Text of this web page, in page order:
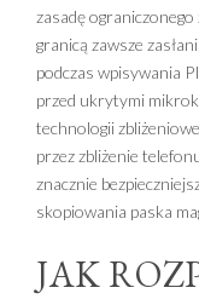
zasadę
granicą zawsze
podczas wpisywania
przed ukrytymi
technologii
przez zbliżenie
znacznie
skopiowania paska
JAK